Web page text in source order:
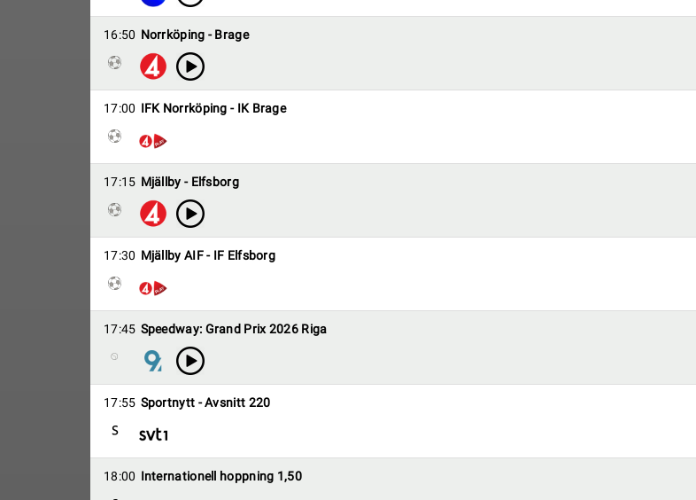
16:50 Norrköping - Brage
17:00 IFK Norrköping - IK Brage
17:15 Mjällby - Elfsborg
17:30 Mjällby AIF - IF Elfsborg
17:45 Speedway: Grand Prix 2026 Riga
17:55 Sportnytt - Avsnitt 220
18:00 Internationell hoppning 1,50